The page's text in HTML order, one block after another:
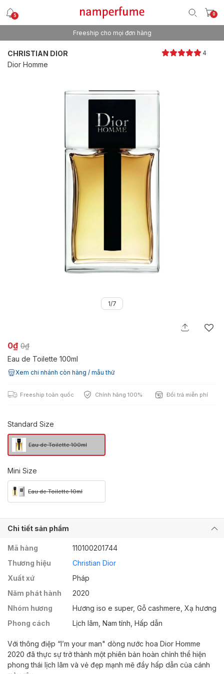
5 0
Freeship cho mọi đơn hàng
CHRISTIAN DIOR 4
Dior Homme
1/7
0₫ 0₫
Eau de Toilette 100ml
Xem chi nhánh còn hàng / mẫu thử
Freeship toàn quốc Chính hãng 100% Đổi trả miễn phí
Standard Size
Eau de Toilette 100ml
Mini Size
Eau de Toilette 10ml
Chi tiết sản phẩm
Mã hàng
110100201744
Thương hiệu
Christian Dior
Xuất xứ
Pháp
Năm phát hành
2020
Nhóm hương
Hương iso e super, Gỗ cashmere, Xạ hương
Phong cách
Lịch lãm, Nam tính, Hấp dẫn
Với thông điệp “I’m your man" dòng nước hoa Dior Homme
2020 đã thực sự trở thành một phiên bản hoàn chỉnh thể hiện
phong thái lịch lãm và vẻ đẹp mạnh mẽ đầy hấp dẫn của cánh